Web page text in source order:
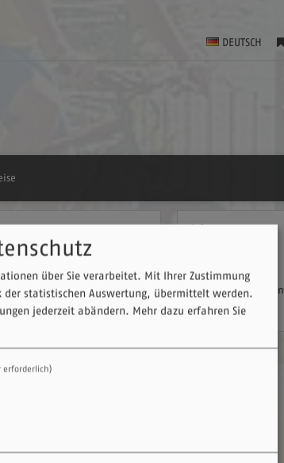
DEUTSCH
Verfügbarkeit prüfen
Adresse
Laubenzedel 52
91710 Gunzenhausen
OT Laubenzedel
über Sie verarbeitet. Mit Ihrer Zustimmung
der statistischen Auswertung, übermittelt werden.
jederzeit abändern. Mehr dazu erfahren Sie
erforderlich)